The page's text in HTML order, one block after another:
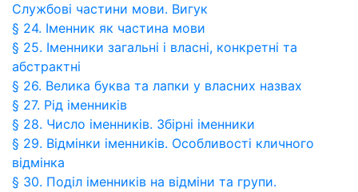
Службові частини мови. Вигук
§ 24. Іменник як частина мови
§ 25. Іменники загальні і власні, конкретні та
абстрактні
§ 26. Велика буква та лапки у власних назвах
§ 27. Рід іменників
§ 28. Число іменників. Збірні іменники
§ 29. Відмінки іменників. Особливості кличного
відмінка
§ 30. Поділ іменників на відміни та групи.